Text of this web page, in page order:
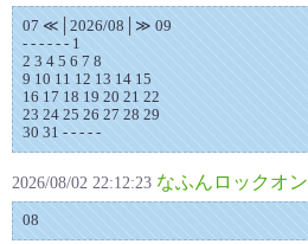
07 ≪│2026/08│≫ 09
- - - - - - 1
2 3 4 5 6 7 8
9 10 11 12 13 14 15
16 17 18 19 20 21 22
23 24 25 26 27 28 29
30 31 - - - - -
2026/08/02 22:12:23 なふんロックオン
08